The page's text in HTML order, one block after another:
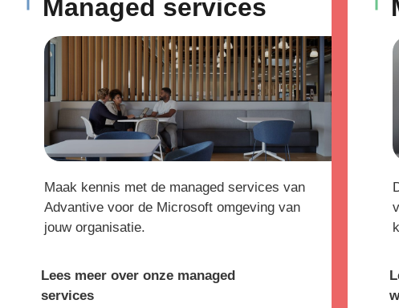
Managed services
Maak kennis met de managed services van
Advantive voor de Microsoft omgeving van
jouw organisatie.
Lees meer over onze managed
services